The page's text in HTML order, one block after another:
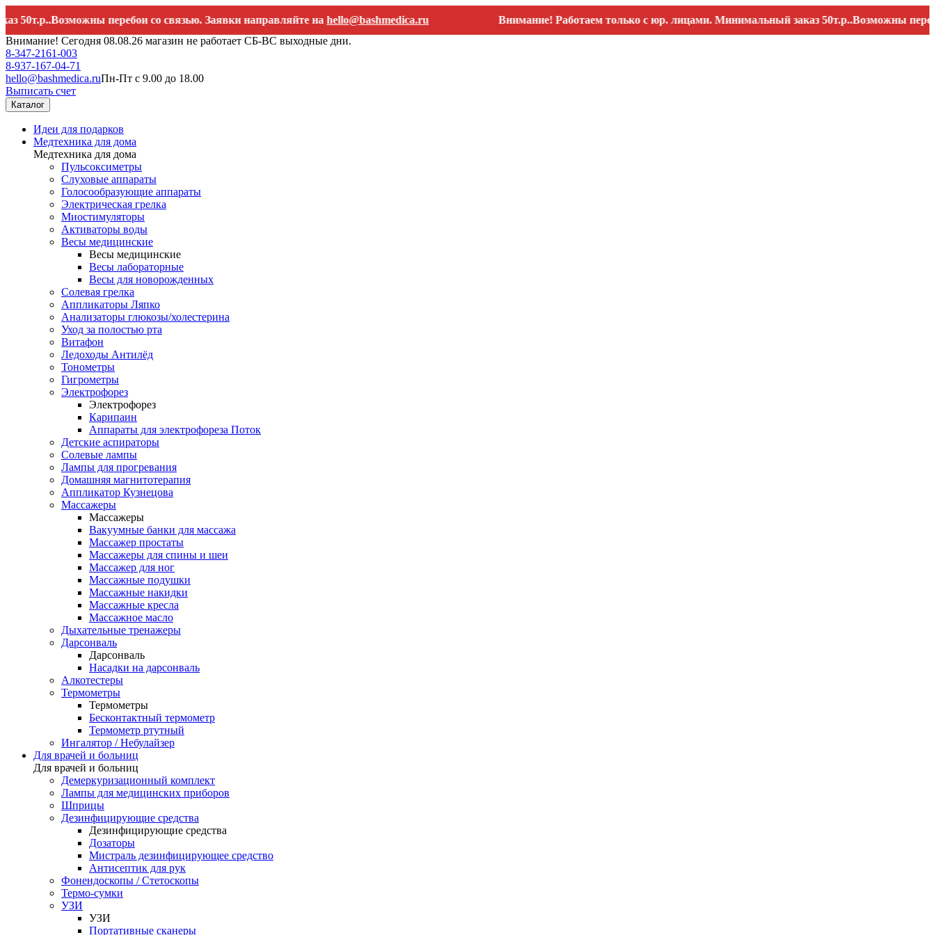
перебои со связью. Заявки направляйте наhello@bashmedica.ru
Внимание! Работаем только с юр. лицами. Минимальный заказ 50т.р..Возможны перебои
Внимание! Сегодня 08.08.26 магазин не работает СБ-ВС выходные дни.
8-347-2161-003
8-937-167-04-71
hello@bashmedica.ruПн-Пт с 9.00 до 18.00
Выписать счет
Каталог
Идеи для подарков
Медтехника для дома
Медтехника для дома
Пульсоксиметры
Слуховые аппараты
Голосообразующие аппараты
Электрическая грелка
Миостимуляторы
Активаторы воды
Весы медицинские
Весы медицинские
Весы лабораторные
Весы для новорожденных
Солевая грелка
Аппликаторы Ляпко
Анализаторы глюкозы/холестерина
Уход за полостью рта
Витафон
Ледоходы Антилёд
Тонометры
Гигрометры
Электрофорез
Электрофорез
Карипаин
Аппараты для электрофореза Поток
Детские аспираторы
Солевые лампы
Лампы для прогревания
Домашняя магнитотерапия
Аппликатор Кузнецова
Массажеры
Массажеры
Вакуумные банки для массажа
Массажер простаты
Массажеры для спины и шеи
Массажер для ног
Массажные подушки
Массажные накидки
Массажные кресла
Массажное масло
Дыхательные тренажеры
Дарсонваль
Дарсонваль
Насадки на дарсонваль
Алкотестеры
Термометры
Термометры
Бесконтактный термометр
Термометр ртутный
Ингалятор / Небулайзер
Для врачей и больниц
Для врачей и больниц
Демеркуризационный комплект
Лампы для медицинских приборов
Шприцы
Дезинфицирующие средства
Дезинфицирующие средства
Дозаторы
Мистраль дезинфицирующее средство
Антисептик для рук
Фонендоскопы / Стетоскопы
Термо-сумки
УЗИ
УЗИ
Портативные сканеры